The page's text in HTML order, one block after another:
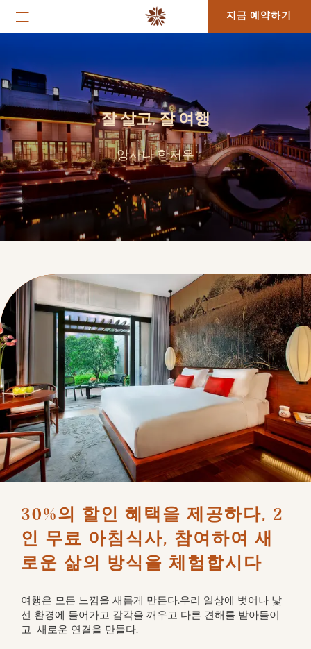
지금 예약하기
잘 살고, 잘 여행
앙사나 항저우
30%의 할인 혜택을 제공하다, 2
인 무료 아침식사, 참여하여 새
로운 삶의 방식을 체험합시다
여행은 모든 느낌을 새롭게 만든다.우리 일상에 벗어나 낯
선 환경에 들어가고 감각을 깨우고 다른 견해를 받아들이
고 새로운 연결을 만들다.